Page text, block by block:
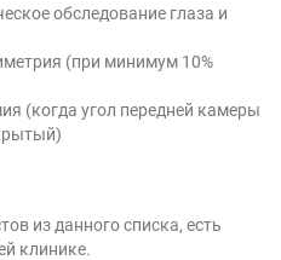
обследование глаза и
(при минимум 10%
(когда угол передней камеры
из данного списка, есть
клинике.